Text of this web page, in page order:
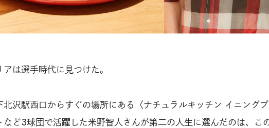
は選手時代に見つけた。
北沢駅西口からすぐの場所にある〈ナチュラルキッチン イニング
など3球団で活躍した米野智人さんが第二の人生に選んだのは、こ